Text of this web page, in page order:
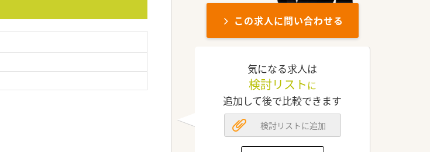
この求人に問い合わせる
気になる求人は
検討リスト に
追加して後で比較できます
検討リストに追加